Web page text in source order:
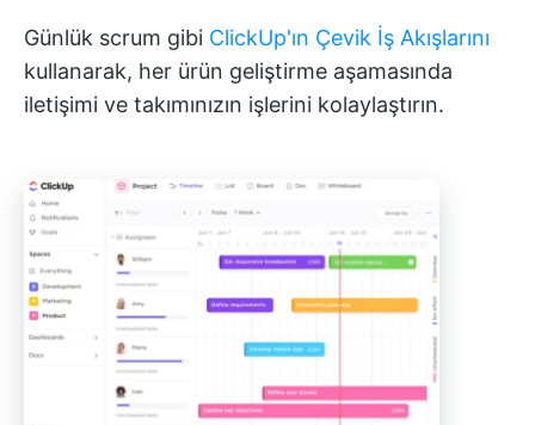
Günlük scrum gibi ClickUp'ın Çevik İş Akışlarını
kullanarak, her ürün geliştirme aşamasında
iletişimi ve takımınızın işlerini kolaylaştırın.